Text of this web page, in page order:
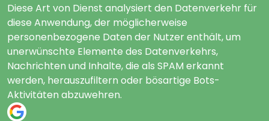
Diese Art von Dienst analysiert den Datenverkehr für
diese Anwendung, der möglicherweise
personenbezogene Daten der Nutzer enthält, um
unerwünschte Elemente des Datenverkehrs,
Nachrichten und Inhalte, die als SPAM erkannt
werden, herauszufiltern oder bösartige Bots-
Aktivitäten abzuwehren.